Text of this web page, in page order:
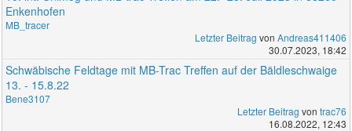
Enkenhofen
MB_tracer
Letzter Beitrag von Andreas411406
30.07.2023, 18:42
Schwäbische Feldtage mit MB-Trac Treffen auf der Bäldleschwaige
13. - 15.8.22
Bene3107
Letzter Beitrag von trac76
16.08.2022, 12:43